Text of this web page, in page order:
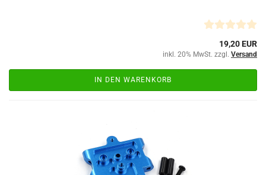
19,20 EUR
inkl. 20% MwSt. zzgl. Versand
IN DEN WARENKORB